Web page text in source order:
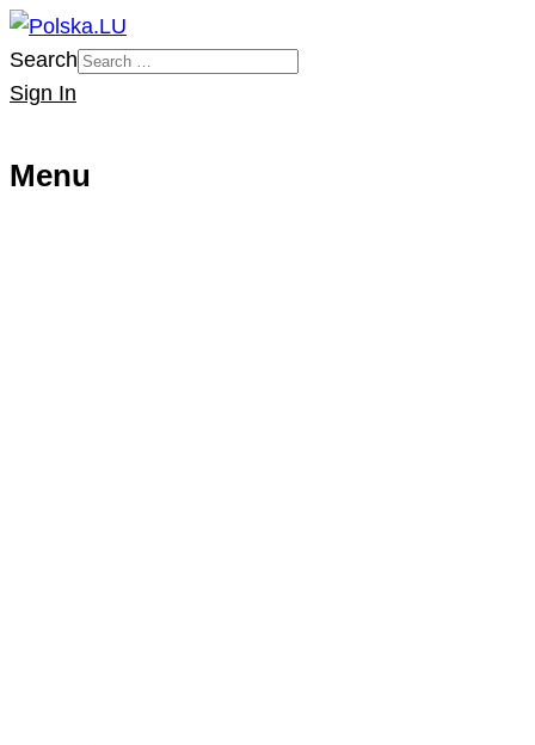
Search
Sign In
Menu